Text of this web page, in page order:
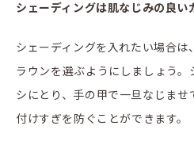
シェーディングは肌なじみの良い
シェーディングを入れたい場合
ラウンを選ぶようにしましょう
シにとり、手の甲で一旦なじませ
付けすぎを防ぐことができます。